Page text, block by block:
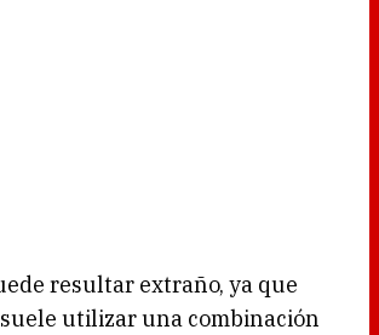
resultar extraño, ya que
utilizar una combinación